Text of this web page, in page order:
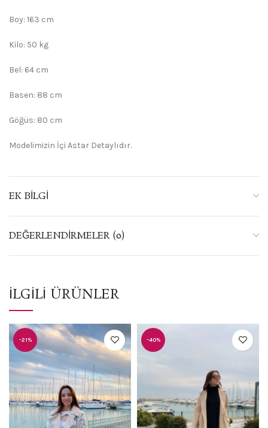
Boy: 163 cm
Kilo: 50 kg
Bel: 64 cm
Basen: 88 cm
Göğüs: 80 cm
Modelimizin İçi Astar Detaylıdır.
EK BILGI
DEĞERLENDIRMELER (0)
İLGILI ÜRÜNLER
-21% -40%